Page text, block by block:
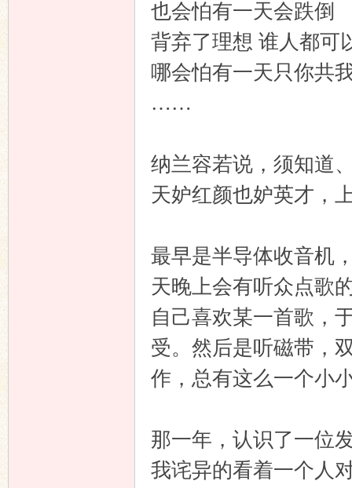
也会怕有一天会跌倒
背弃了理想 谁人都可
哪会怕有一天只你共
……
纳兰容若说，须知道
天妒红颜也妒英才，
最早是半导体收音机
天晚上会有听众点歌
自己喜欢某一首歌，
受。然后是听磁带，
作，总有这么一个小
那一年，认识了一位
我诧异的看着一个人